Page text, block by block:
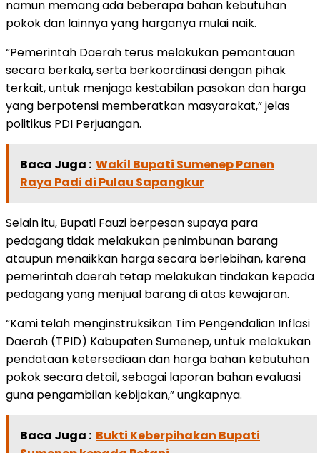
namun memang ada beberapa bahan kebutuhan
pokok dan lainnya yang harganya mulai naik.
“Pemerintah Daerah terus melakukan pemantauan
secara berkala, serta berkoordinasi dengan pihak
terkait, untuk menjaga kestabilan pasokan dan harga
yang berpotensi memberatkan masyarakat,” jelas
politikus PDI Perjuangan.
Baca Juga : Wakil Bupati Sumenep Panen
Raya Padi di Pulau Sapangkur
Selain itu, Bupati Fauzi berpesan supaya para
pedagang tidak melakukan penimbunan barang
ataupun menaikkan harga secara berlebihan, karena
pemerintah daerah tetap melakukan tindakan kepada
pedagang yang menjual barang di atas kewajaran.
“Kami telah menginstruksikan Tim Pengendalian Inflasi
Daerah (TPID) Kabupaten Sumenep, untuk melakukan
pendataan ketersediaan dan harga bahan kebutuhan
pokok secara detail, sebagai laporan bahan evaluasi
guna pengambilan kebijakan,” ungkapnya.
Baca Juga : Bukti Keberpihakan Bupati